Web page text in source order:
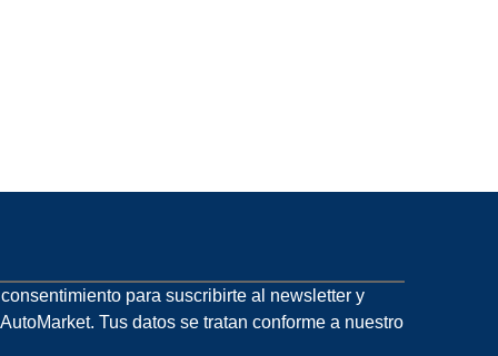
para suscribirte al newsletter y
Tus datos se tratan conforme a nuestro